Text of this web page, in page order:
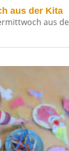
aus der Kita
aus